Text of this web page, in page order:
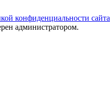
конфиденциальности сайта
администратором.